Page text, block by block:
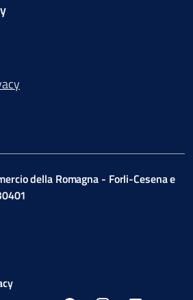
della Romagna - Forli-Cesena e